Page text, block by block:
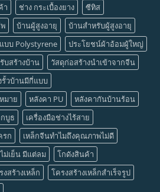
า ช่าง กระเบื้องยาง
ซีทิส
บ้านผู้สูงอายุ
บ้านสำหรับผู้สูงอายุ
บบ Polystyrene
ประโยชน์ผ้าอ้อมผู้ใหญ่
รับสร้างบ้าน
วัสดุก่อสร้างนำเข้าจากจีน
รั้วบ้านมีกี่แบบ
มาย
หลังคา PU
หลังคากันบ้านร้อน
บูธ
เครื่องมือช่างไร้สาย
รก
เหล็กจีนทำไมถึงคุณภาพไม่ดี
ม่เย็น มีแต่ลม
โกดังสินค้า
งสร้างเหล็ก
โครงสร้างเหล็กสำเร็จรูป